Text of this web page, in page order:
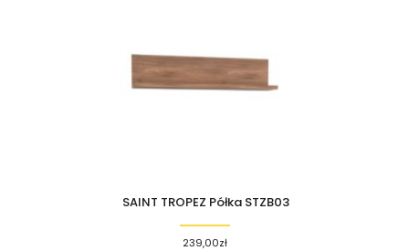
SAINT TROPEZ Półka STZB03
239,00zł